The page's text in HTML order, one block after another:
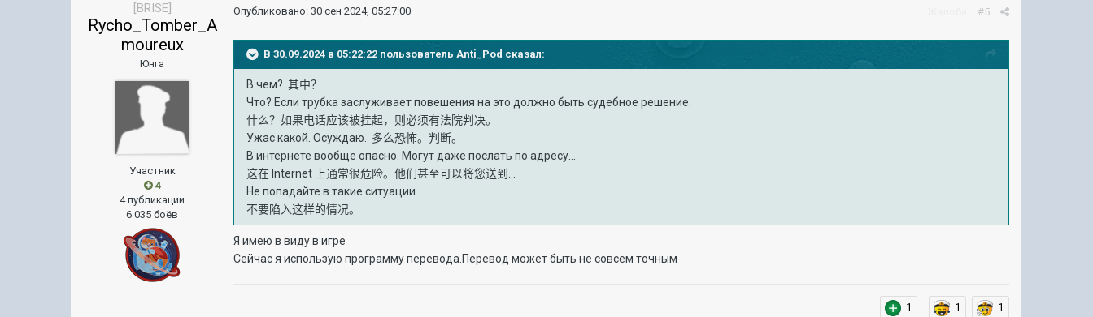
[BRISE]
Rycho_Tomber_A
moureux
Юнга
Участник
4
4 публикации
6 035 боёв
#5
Опубликовано:30 сен 2024, 05:27:00
В 30.09.2024 в 05:22:22 пользователь Anti_Pod сказал:
В чем? 其中？
Что? Если трубка заслуживает повешения на это должно быть судебное решение.
什么？如果电话应该被挂起，则必须有法院判决。
Ужас какой. Осуждаю.
多么恐怖。判断。
В интернете вообще опасно. Могут даже послать по адресу...
这在 Internet 上通常很危险。他们甚至可以将您送到...
Не попадайте в такие ситуации.
不要陷入这样的情况。
Я имею в виду в игре
Сейчас я использую программу перевода.Перевод может быть не совсем точным
1 1 1